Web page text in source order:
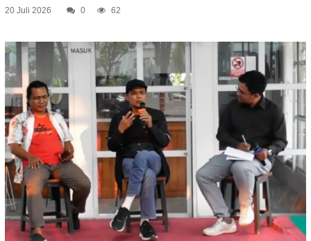
20 Juli 2026 0 62